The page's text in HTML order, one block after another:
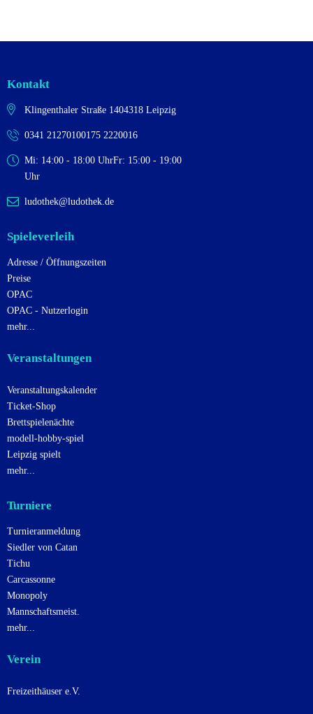
Kontakt
Klingenthaler Straße 1404318 Leipzig
0341 21270100175 2220016
Mi: 14:00 - 18:00 UhrFr: 15:00 - 19:00
Uhr
ludothek@ludothek.de
Spieleverleih
Adresse / Öffnungszeiten
Preise
OPAC
OPAC - Nutzerlogin
mehr...
Veranstaltungen
Veranstaltungskalender
Ticket-Shop
Brettspielenächte
modell-hobby-spiel
Leipzig spielt
mehr...
Turniere
Turnieranmeldung
Siedler von Catan
Tichu
Carcassonne
Monopoly
Mannschaftsmeist.
mehr...
Verein
Freizeithäuser e.V.